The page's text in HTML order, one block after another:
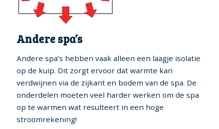
Andere spa’s
Andere spa’s hebben vaak alleen een laagje isolatie
op de kuip. Dit zorgt ervoor dat warmte kan
verdwijnen via de zijkant en bodem van de spa. De
onderdelen moeten veel harder werken om de spa
op te warmen wat resulteert in een hoge
stroomrekening!